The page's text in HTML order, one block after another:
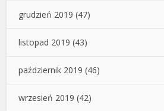
grudzień 2019 (47)
listopad 2019 (43)
październik 2019 (46)
wrzesień 2019 (42)